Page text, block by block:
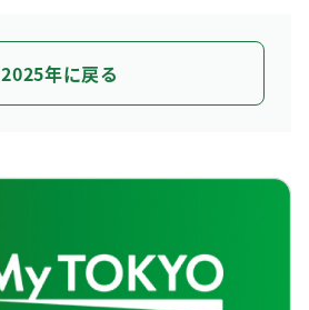
2025年に戻る